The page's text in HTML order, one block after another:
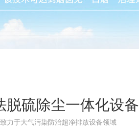
脱硫除尘一体化设备
致力于大气污染防治超净排放设备领域